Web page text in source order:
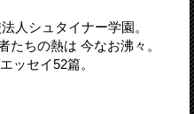
人シュタイナー学園。
たちの熱は 今なお沸々。
ッセイ52篇。